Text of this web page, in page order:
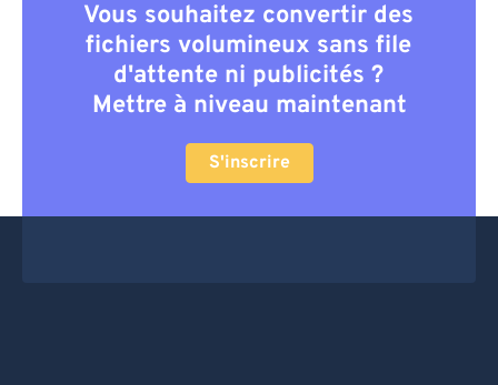
Vous souhaitez convertir des
fichiers volumineux sans file
d'attente ni publicités ?
Mettre à niveau maintenant
S'inscrire